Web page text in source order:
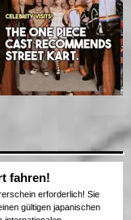
fahren!
erforderlich! Sie
gültigen japanischen